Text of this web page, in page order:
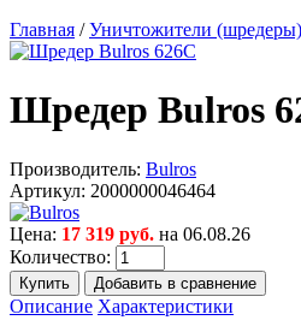
Главная / Уничтожители (шредеры)
Шредер Bulros
Производитель: Bulros
Артикул: 2000000046464
Цена: 17 319 руб. на 06.08.26
Количество:
Описание Характеристики